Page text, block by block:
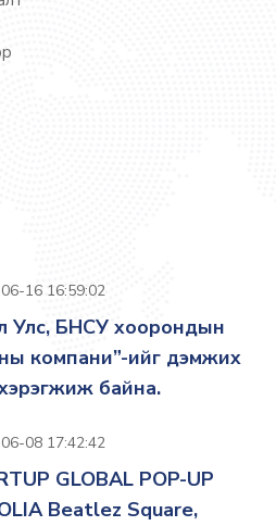
16 16:59:02
Улс, БНСУ хоорондын
компани”-ийг дэмжих
хэрэгжиж байна.
08 17:42:42
GLOBAL POP-UP
Beatlez Square,